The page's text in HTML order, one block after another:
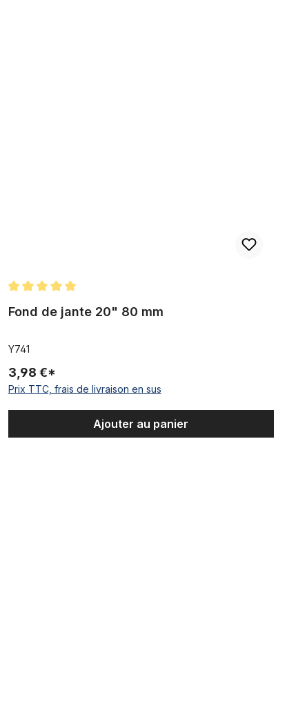
Fond de jante 20" 80 mm
Y741
3,98 €*
Prix TTC, frais de livraison en sus
Ajouter au panier